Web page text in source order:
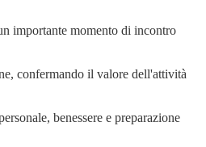
importante momento di incontro
confermando il valore dell'attività
benessere e preparazione